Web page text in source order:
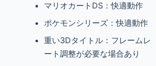
マリオカートDS：快適動作
ポケモンシリーズ：快適動作
重い3Dタイトル：フレームレ
ート調整が必要な場合あり